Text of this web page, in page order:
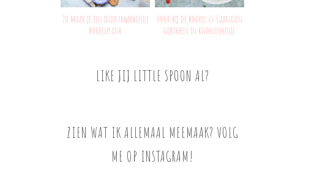
Zo maak je een indrukwekkende
borrelplank
Voor bij de borrel // Garnalen
gebakken in knoflookolie
LIKE JIJ LITTLE SPOON AL?
ZIEN WAT IK ALLEMAAL MEEMAAK? VOLG
ME OP INSTAGRAM!